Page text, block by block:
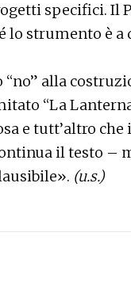
specifici. Il
lo strumento è
“no” alla
“La
e tutt’altro
il testo –
(u.s.)